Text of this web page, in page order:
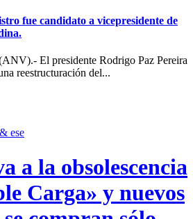
fue candidato a vicepresidente de
El presidente Rodrigo Paz Pereira
reestructuración del...
ese
a la obsolescencia
Carga» y nuevos